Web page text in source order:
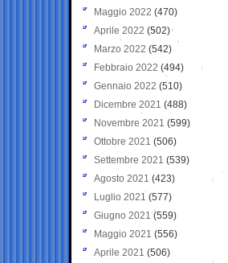
Maggio 2022 (470)
Aprile 2022 (502)
Marzo 2022 (542)
Febbraio 2022 (494)
Gennaio 2022 (510)
Dicembre 2021 (488)
Novembre 2021 (599)
Ottobre 2021 (506)
Settembre 2021 (539)
Agosto 2021 (423)
Luglio 2021 (577)
Giugno 2021(559)
Maggio 2021 (556)
Aprile 2021 (506)